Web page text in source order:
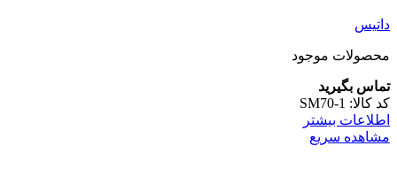
داتیس
محصولات موجود
تماس بگیرید
کد کالا: SM70-1
اطلاعات بیشتر
مشاهده سریع